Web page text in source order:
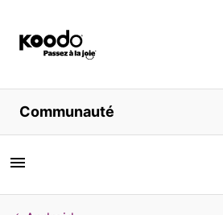
Magasiner
Libre service
Aide
Communauté